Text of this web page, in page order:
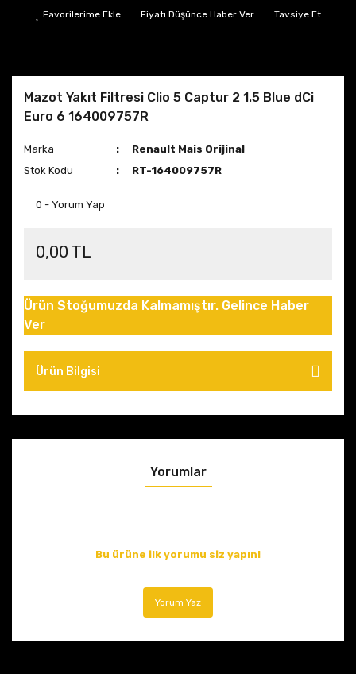
Fiyatı Düşünce Haber Ver Tavsiye Et
Mazot Yakıt Filtresi Clio 5 Captur 2 1.5 Blue dCi
Euro 6 164009757R
Marka
Renault Mais Orijinal
Stok Kodu
RT-164009757R
0 - Yorum Yap
0,00 TL
Ürün Stoğumuzda Kalmamıştır. Gelince Haber
Ver
Ürün Bilgisi
Yorumlar
Bu ürüne ilk yorumu siz yapın!
Yorum Yaz